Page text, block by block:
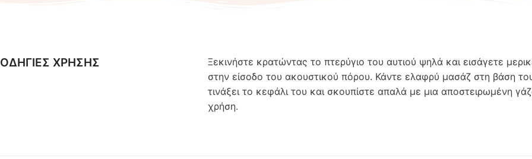
ΟΔΗΓΙΕΣ ΧΡΗΣΗΣ
Ξεκινήστε κρατώντας το πτερύγιο του αυτιού ψηλά και εισάγετε
στην είσοδο του ακουστικού πόρου. Κάντε ελαφρύ μασάζ στη βάση
τινάξει το κεφάλι του και σκουπίστε απαλά με μια αποστειρωμένη
χρήση.